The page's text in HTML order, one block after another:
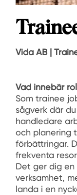
Vida AB |
Vad innebär
Som trainee
sågverk där
handledare
och planering
förbättringar.
frekventa
Det ger dig en
verksamhet,
landa i en